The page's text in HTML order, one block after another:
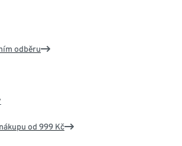
odběru
od 999 Kč